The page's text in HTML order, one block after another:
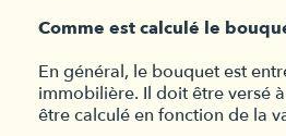
Comme est calculé le
En général, le bouquet est
immobilière. Il doit être versé
être calculé en fonction de la